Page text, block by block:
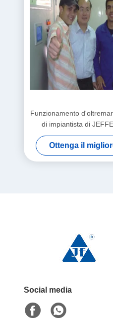
Funzionamento
di impiantista di
Ottenga il
Social media